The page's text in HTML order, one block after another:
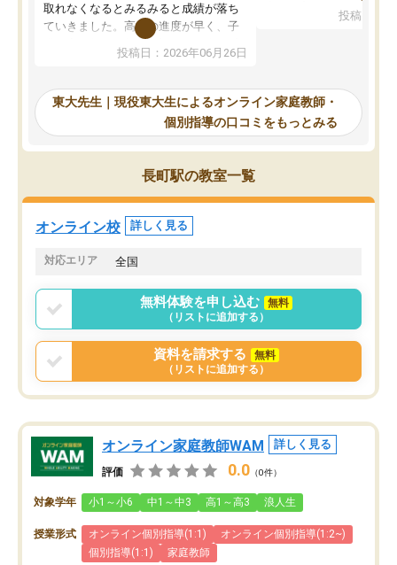
取れなくなるとみるみると成績が落ち
ていきました。高校の進度が早く、子
供も家に帰って勉強の話すると嫌な反
応を示します。東大先生にお願いして
れるので、親としても安心です。毎日
使える自習室とかもあり、わからない
ところがあれば先生が回答してくれる
のも重宝しています。
投稿日：2026年06月26日
で、当初は模試でD判定
自習室が毎日使えていつ
るのが心強かったよう
謝です。
投稿日：
東大先生｜現役東大生によるオンライン家庭教師・
個別指導の口コミをもっとみる
長町駅の教室一覧
オンライン校 詳しく見る
対応エリア 全国
無料体験を申し込む
無料
（リストに追加する）
資料を請求する
無料
（リストに追加する）
オンライン家庭教師WAM 詳しく見る
評価 0.0 （0件）
対象学年 小1～小6 中1～中3 高1～高3 浪人生
授業形式 オンライン個別指導(1:1)
オンライン個別指導(1:2~)
個別指導(1:1)
家庭教師